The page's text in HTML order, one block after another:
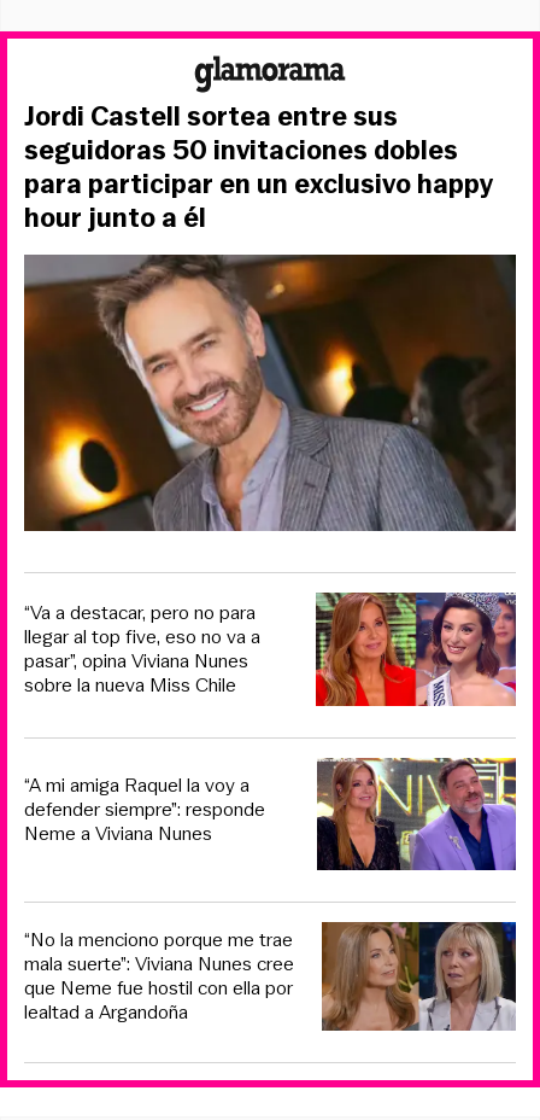
Jordi Castell sortea entre sus
seguidoras 50 invitaciones dobles
para participar en un exclusivo happy
hour junto a él
“Va a destacar, pero no para
llegar al top five, eso no va a
pasar”, opina Viviana Nunes
sobre la nueva Miss Chile
“A mi amiga Raquel la voy a
defender siempre”: responde
Neme a Viviana Nunes
“No la menciono porque me trae
mala suerte”: Viviana Nunes cree
que Neme fue hostil con ella por
lealtad a Argandoña